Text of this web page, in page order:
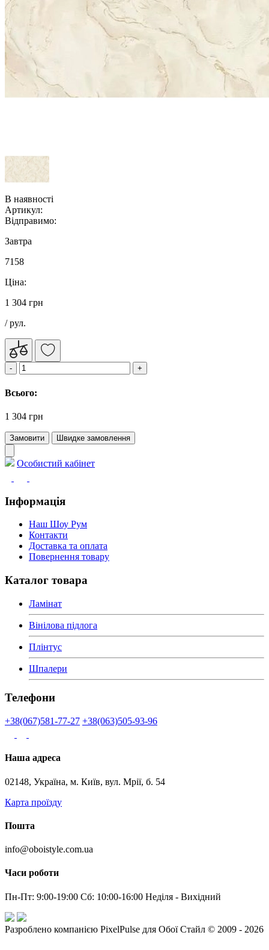
В наявності
Артикул:
Відправимо:
Завтра
7158
Ціна:
1 304 грн
/ рул.
Всього:
1 304 грн
Замовити Швидке замовлення
Особистий кабінет
Інформація
Наш Шоу Рум
Контакти
Доставка та оплата
Повернення товару
Каталог товара
Ламінат
Вінілова підлога
Плінтус
Шпалери
Телефони
+38(067)581-77-27 +38(063)505-93-96
Наша адреса
02148, Україна, м. Київ, вул. Мрії, б. 54
Карта проїзду
Пошта
info@oboistyle.com.ua
Часи роботи
Пн-Пт: 9:00-19:00 Сб: 10:00-16:00 Неділя - Вихідний
Разроблено компанією PixelPulse для Обої Стайл © 2009 - 2026